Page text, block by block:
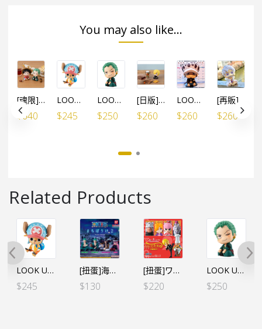
You may also like...
[魂限]LOOK UP ONE PIECE 路飛&卓洛 限定SET (特典附：肉、酒杯)
$640
LOOK UP ONE PIECE 索柏
$245
LOOK UP ONE PIECE 卓洛 (行版)
$250
[日版]LOOK UP ONE PIECE 山治 *日版
$260
LOOK UP ONE PIECE 羅
$260 $260
Related Products
LOOK UP ONE PIECE 索柏
$245
[扭蛋]海賊王 等待系列VOL.2 (4個SET) (行)
$130
[扭蛋]ワンピの実 海賊王的果實 第二十三海戰 全6個SET（行）
$220
LOOK UP ONE PIECE 卓洛 (行版)
$250